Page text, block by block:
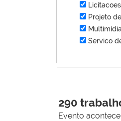
Licitacoes
Projeto
Multimídia
Servico
290
Evento